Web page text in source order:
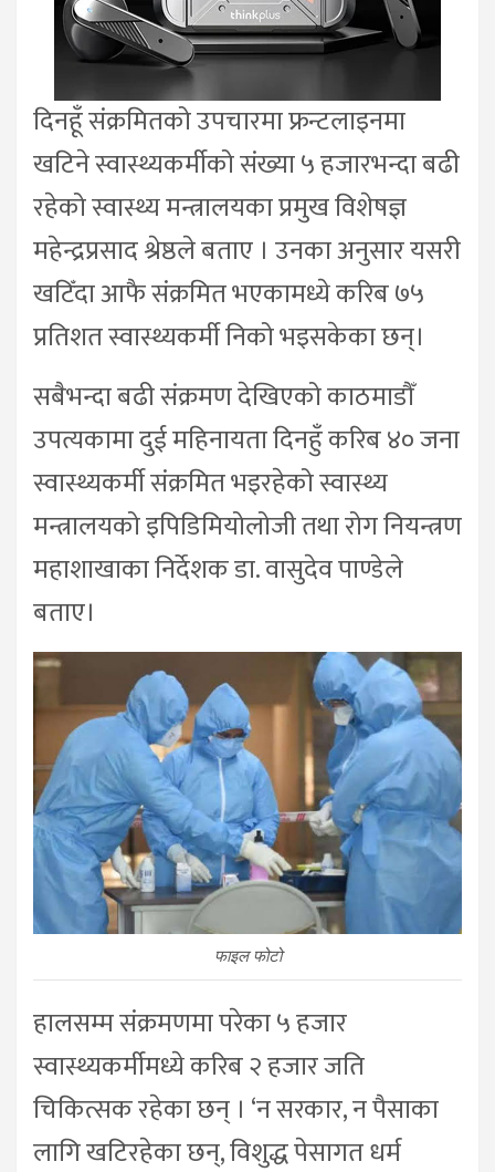
दिनहूँ संक्रमितको उपचारमा फ्रन्टलाइनमा
खटिने स्वास्थ्यकर्मीको संख्या ५ हजारभन्दा बढी
रहेको स्वास्थ्य मन्त्रालयका प्रमुख विशेषज्ञ
महेन्द्रप्रसाद श्रेष्ठले बताए । उनका अनुसार यसरी
खटिँदा आफै संक्रमित भएकामध्ये करिब ७५
प्रतिशत स्वास्थ्यकर्मी निको भइसकेका छन्।
सबैभन्दा बढी संक्रमण देखिएको काठमाडौँ
उपत्यकामा दुई महिनायता दिनहुँ करिब ४० जना
स्वास्थ्यकर्मी संक्रमित भइरहेको स्वास्थ्य
मन्त्रालयको इपिडिमियोलोजी तथा रोग नियन्त्रण
महाशाखाका निर्देशक डा. वासुदेव पाण्डेले
बताए।
फाइल फोटो
हालसम्म संक्रमणमा परेका ५ हजार
स्वास्थ्यकर्मीमध्ये करिब २ हजार जति
चिकित्सक रहेका छन् । ‘न सरकार, न पैसाका
लागि खटिरहेका छन्, विशुद्ध पेसागत धर्म